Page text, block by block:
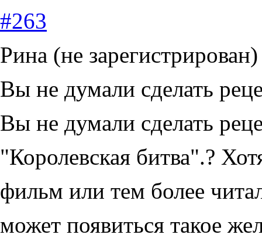
#263
Рина (не зарегистрирован)
Вы не думали сделать
Вы не думали сделать
"Королевская битва".?
фильм или тем более
может появиться такое